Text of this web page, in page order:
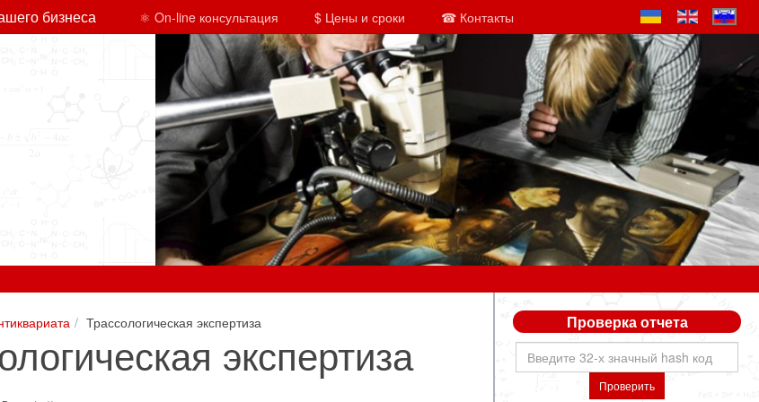
бизнеса ⚛ On-line консультация $ Цены и сроки ☎ Контакты
Трассологическая экспертиза
экспертиза
Проверка отчета
Проверить